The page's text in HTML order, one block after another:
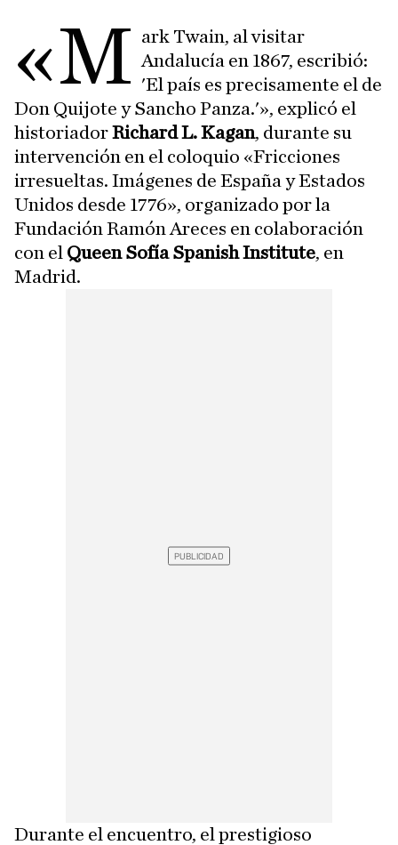
«M ark Twain, al visitar
Andalucía en 1867, escribió:
'El país es precisamente el de
Don Quijote y Sancho Panza.'», explicó el
historiadorRichard L. Kagan, durante su
intervención en el coloquio «Fricciones
irresueltas. Imágenes de España y Estados
Unidos desde 1776», organizado por la
Fundación Ramón Areces en colaboración
con el Queen Sofía Spanish Institute, en
Madrid.
Durante el encuentro, el prestigioso